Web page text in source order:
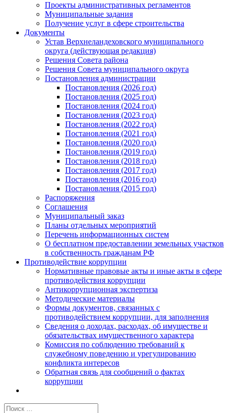
Проекты административных регламентов
Муниципальные задания
Получение услуг в сфере строительства
Документы
Устав Верхнеландеховского муниципального
округа (действующая редакция)
Решения Совета района
Решения Совета муниципального округа
Постановления администрации
Постановления (2026 год)
Постановления (2025 год)
Постановления (2024 год)
Постановления (2023 год)
Постановления (2022 год)
Постановления (2021 год)
Постановления (2020 год)
Постановления (2019 год)
Постановления (2018 год)
Постановления (2017 год)
Постановления (2016 год)
Постановления (2015 год)
Распоряжения
Соглашения
Муниципальный заказ
Планы отдельных мероприятий
Перечень информационных систем
О бесплатном предоставлении земельных участков
в собственность гражданам РФ
Противодействие коррупции
Нормативные правовые акты и иные акты в сфере
противодействия коррупции
Антикоррупционная экспертиза
Методические материалы
Формы документов, связанных с
противодействием коррупции, для заполнения
Сведения о доходах, расходах, об имуществе и
обязательствах имущественного характера
Комиссия по соблюдению требований к
служебному поведению и урегулированию
конфликта интересов
Обратная связь для сообщений о фактах
коррупции
Результат